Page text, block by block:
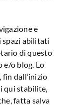
e
spazi abilitati
di questo
e/o blog. Lo
fin dall’inizio
qui stabilite,
fatta salva